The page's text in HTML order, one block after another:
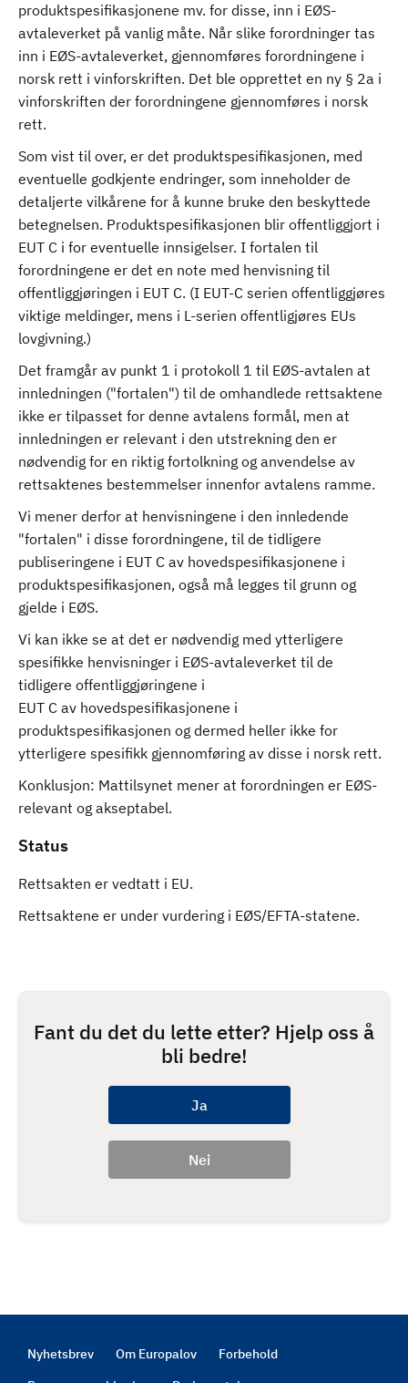
produktspesifikasjonene mv. for disse, inn i EØS-
avtaleverket på vanlig måte. Når slike forordninger tas
inn i EØS-avtaleverket, gjennomføres forordningene i
norsk rett i vinforskriften. Det ble opprettet en ny § 2a i
vinforskriften der forordningene gjennomføres i norsk
rett.
Som vist til over, er det produktspesifikasjonen, med
eventuelle godkjente endringer, som inneholder de
detaljerte vilkårene for å kunne bruke den beskyttede
betegnelsen. Produktspesifikasjonen blir offentliggjort i
EUT C i for eventuelle innsigelser. I fortalen til
forordningene er det en note med henvisning til
offentliggjøringen i EUT C. (I EUT-C serien offentliggjøres
viktige meldinger, mens i L-serien offentligjøres EUs
lovgivning.)
Det framgår av punkt 1 i protokoll 1 til EØS-avtalen at
innledningen ("fortalen") til de omhandlede rettsaktene
ikke er tilpasset for denne avtalens formål, men at
innledningen er relevant i den utstrekning den er
nødvendig for en riktig fortolkning og anvendelse av
rettsaktenes bestemmelser innenfor avtalens ramme.
Vi mener derfor at henvisningene i den innledende
"fortalen" i disse forordningene, til de tidligere
publiseringene i EUT C av hovedspesifikasjonene i
produktspesifikasjonen, også må legges til grunn og
gjelde i EØS.
Vi kan ikke se at det er nødvendig med ytterligere
spesifikke henvisninger i EØS-avtaleverket til de
tidligere offentliggjøringene i
EUT C av hovedspesifikasjonene i
produktspesifikasjonen og dermed heller ikke for
ytterligere spesifikk gjennomføring av disse i norsk rett.
Konklusjon: Mattilsynet mener at forordningen er EØS-
relevant og akseptabel.
Status
Rettsakten er vedtatt i EU.
Rettsaktene er under vurdering i EØS/EFTA-statene.
Fant du det du lette etter? Hjelp oss å
bli bedre!
Footer
Nyhetsbrev Om Europalov
Forbehold